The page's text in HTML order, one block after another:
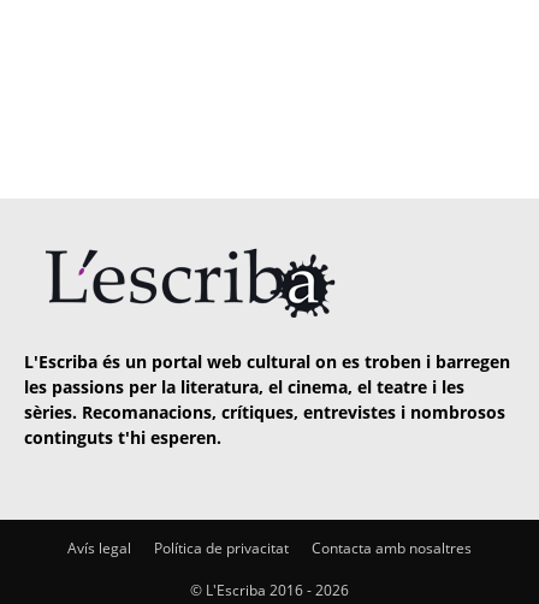
L'Escriba és un portal web cultural on es troben i barregen
les passions per la literatura, el cinema, el teatre i les
sèries. Recomanacions, crítiques, entrevistes i nombrosos
continguts t'hi esperen.
Avís legal Política de privacitat Contacta amb nosaltres
© L'Escriba 2016 -2026